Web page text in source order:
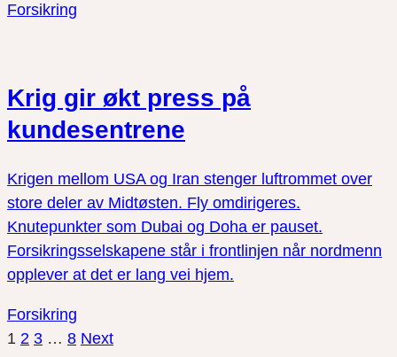
Forsikring
Krig gir økt press på
kundesentrene
Krigen mellom USA og Iran stenger luftrommet over
store deler av Midtøsten. Fly omdirigeres.
Knutepunkter som Dubai og Doha er pauset.
Forsikringsselskapene står i frontlinjen når nordmenn
opplever at det er lang vei hjem.
Forsikring
1 2 3 … 8 Next